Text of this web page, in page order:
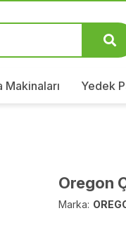
Makinaları Yedek
Oregon
Marka: